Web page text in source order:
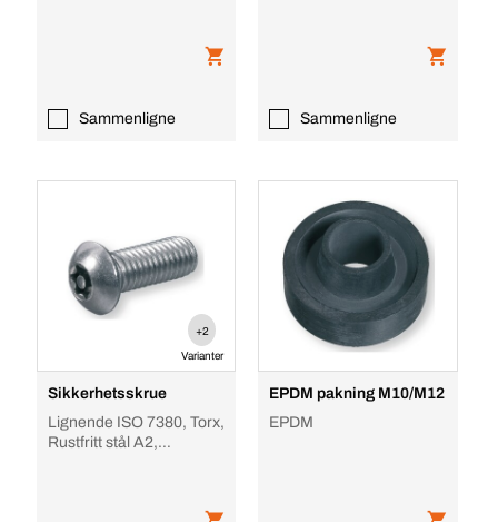
Sammenligne Sammenligne
+2
Varianter
Sikkerhetsskrue
Lignende ISO 7380, Torx,
Rustfritt stål A2,
EPDM pakning M10/M12
EPDM